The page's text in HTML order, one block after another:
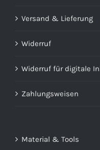
Versand & Lieferung
Widerruf
Widerruf für digitale
Zahlungsweisen
Material & Tools